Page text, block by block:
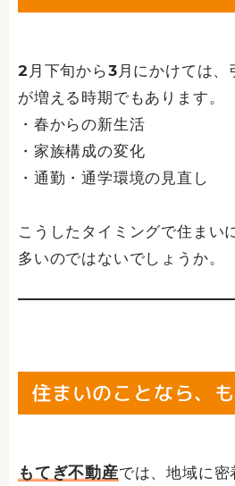
2月下旬から3月にかけては、
が増える時期でもあります。
・春からの新生活
・家族構成の変化
・通勤・通学環境の見直し
こうしたタイミングで住まい
多いのではないでしょうか。
住まいのことなら、
もてぎ不動産では、地域に密